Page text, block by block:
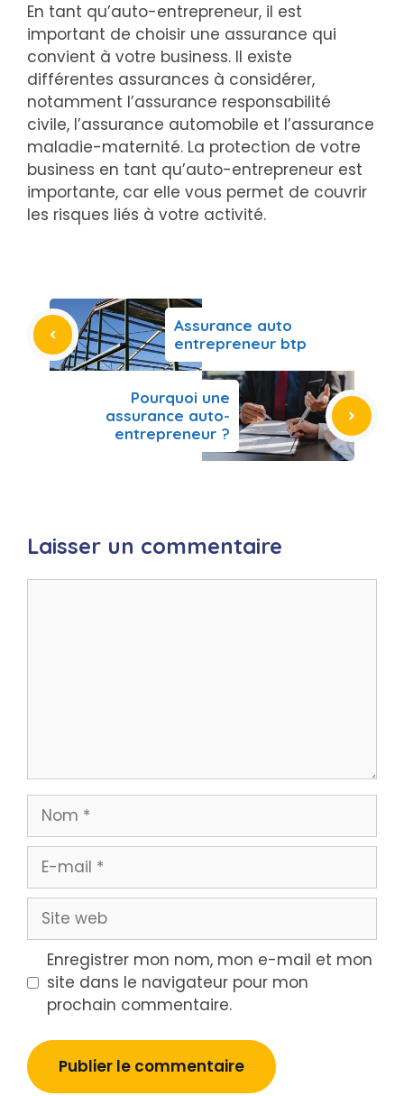
En tant qu’auto-entrepreneur, il est
important de choisir une assurance qui
convient à votre business. Il existe
différentes assurances à considérer,
notamment l’assurance responsabilité
civile, l’assurance automobile et l’assurance
maladie-maternité. La protection de votre
business en tant qu’auto-entrepreneur est
importante, car elle vous permet de couvrir
les risques liés à votre activité.
Assurance auto
entrepreneur btp
Pourquoi une
assurance auto-
entrepreneur ?
Laisser un commentaire
Nom
mail
Site
web
Enregistrer mon nom, mon e-mail et mon
site dans le navigateur pour mon
prochain commentaire.